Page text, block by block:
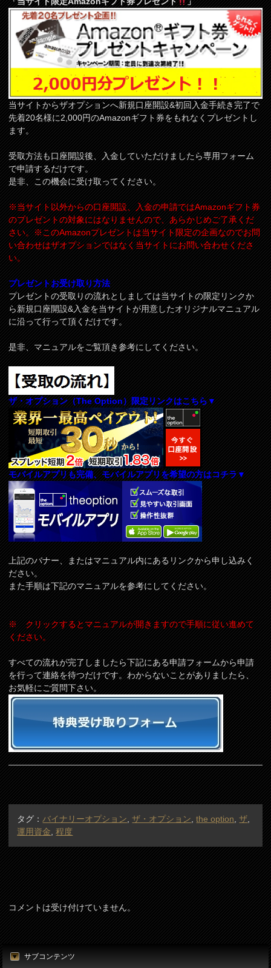
当サイトからザオプションへ新規口座開設&初回入金手続き完了で
先着20名様に2,000円のAmazonギフト券をもれなくプレゼントし
ます。
受取方法も口座開設後、入金していただけましたら専用フォーム
で申請するだけです。
是非、この機会に受け取ってください。
※当サイト以外からの口座開設、入金の申請ではAmazonギフト券
のプレゼントの対象にはなりませんので、あらかじめご了承くだ
さい。※このAmazonプレゼントは当サイト限定の企画なのでお問
い合わせはザオプションではなく当サイトにお問い合わせくださ
い。
プレゼントお受け取り方法
プレゼントの受取りの流れとしましては当サイトの限定リンクか
ら新規口座開設&入金を当サイトが用意したオリジナルマニュアル
に沿って行って頂くだけです。
是非、マニュアルをご覧頂き参考にしてください。
ザ・オプション（The Option）限定リンクはこちら▼
モバイルアプリも完備、モバイルアプリを希望の方はコチラ▼
上記のバナー、またはマニュアル内にあるリンクから申し込みく
ださい。
また手順は下記のマニュアルを参考にしてください。
※ クリックするとマニュアルが開きますので手順に従い進めて
ください。
すべての流れが完了しましたら下記にある申請フォームから申請
を行って連絡を待つだけです。わからないことがありましたら、
お気軽にご質問下さい。
タグ： バイナリーオプション ,ザ・オプション ,the option ,ザ
運用資金 ,程度
コメントは受け付けていません。
サブコンテンツ